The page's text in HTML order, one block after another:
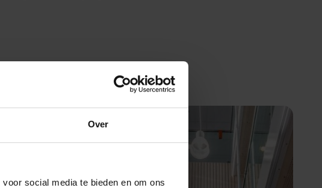
Over
social media te bieden en om ons